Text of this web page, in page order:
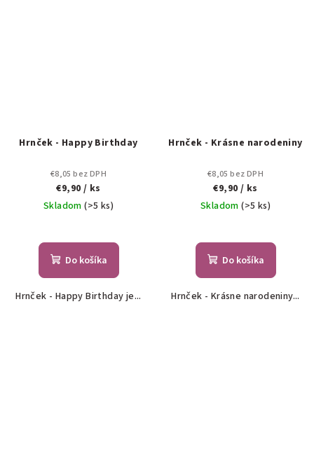
Hrnček - Happy Birthday
€8,05 bez DPH
€9,90 / ks
Skladom(>5 ks)
Do košíka
Hrnček - Happy Birthday je...
Hrnček - Krásne narodeniny
€8,05 bez DPH
€9,90 / ks
Skladom(>5 ks)
Do košíka
Hrnček - Krásne narodeniny...